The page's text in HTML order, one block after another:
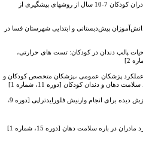
ارزیابی میزان آگاهی مادران کودکان 7-10 سال از روشهای پیشگیری از
پیش‌دبستانی و ابتدایی شهرستان فسا در
پالپ دندان در کودکان: تست های حرارتی،
پزشکان عمومی ،پزشکان متخصص کودکان و
و دندان کودکان [دوره 11، شماره 1]
استفاده از مادران آموزش دیده برای انجام وارنیش فلورایدتراپی [دوره 9،
باره سلامت دهان [دوره 15، شماره 1]